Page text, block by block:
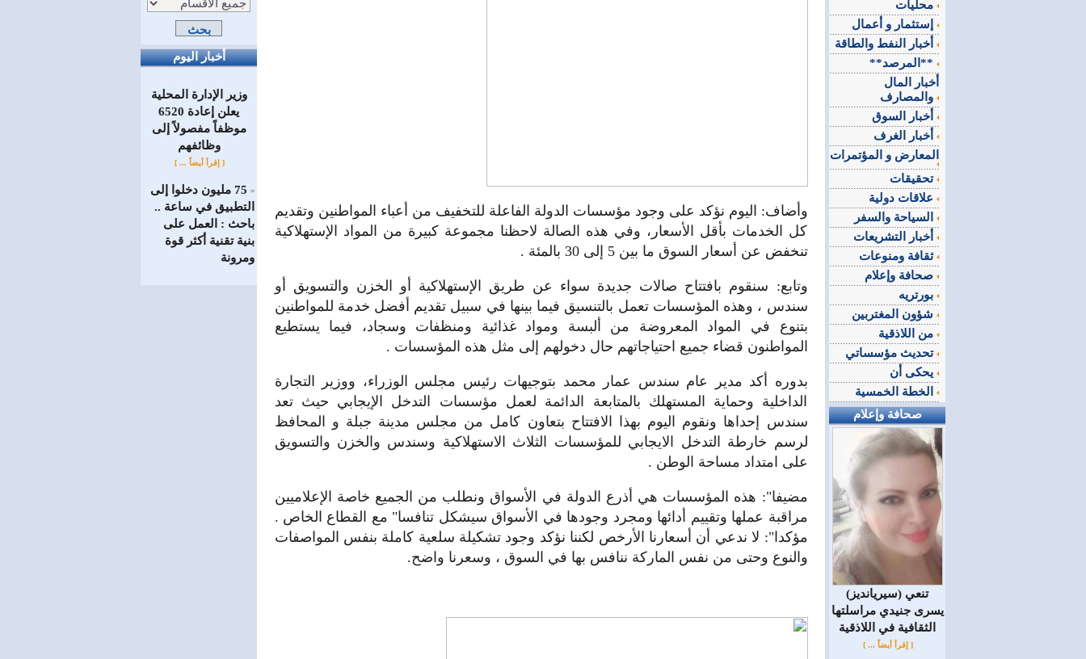
أخبار اليوم
وزير الإدارة المحلية
يعلن إعادة 6520
موظفاً مفصولاً إلى
‏وظائفهم
[ إقرأ أيضاً ... ]
=
75 مليون دخلوا إلى
التطبيق في ساعة ..
باحث : العمل على
بنية تقنية أكثر قوة
ومرونة
وأضاف: اليوم نؤكد على وجود مؤسسات الدولة الفاعلة للتخفيف من أعباء المواطنين وتقديم
كل الخدمات بأقل الأسعار، وفي هذه الصالة لاحظنا مجموعة كبيرة من المواد الإستهلاكية
تنخفض عن أسعار السوق ما بين 5 إلى 30 بالمئة .
وتابع: سنقوم بافتتاح صالات جديدة سواء عن طريق الإستهلاكية أو الخزن والتسويق أو
سندس ، وهذه المؤسسات تعمل بالتنسيق فيما بينها في سبيل تقديم أفضل خدمة للمواطنين
بتنوع في المواد المعروضة من ألبسة ومواد غذائية ومنظفات وسجاد، فيما يستطيع
المواطنون قضاء جميع احتياجاتهم حال دخولهم إلى مثل هذه المؤسسات .
بدوره أكد مدير عام سندس عمار محمد بتوجيهات رئيس مجلس الوزراء، ووزير التجارة
الداخلية وحماية المستهلك بالمتابعة الدائمة لعمل مؤسسات التدخل الإيجابي حيث تعد
سندس إحداها ونقوم اليوم بهذا الافتتاح بتعاون كامل من مجلس مدينة جبلة و المحافظ
لرسم خارطة التدخل الايجابي للمؤسسات الثلاث الاستهلاكية وسندس والخزن والتسويق
على امتداد مساحة الوطن .
مضيفا": هذه المؤسسات هي أذرع الدولة في الأسواق ونطلب من الجميع خاصة الإعلاميين
مراقبة عملها وتقييم أدائها ومجرد وجودها في الأسواق سيشكل تنافسا" مع القطاع الخاص .
مؤكدا": لا ندعي أن أسعارنا الأرخص لكننا نؤكد وجود تشكيلة سلعية كاملة بنفس المواصفات
والنوع وحتى من نفس الماركة ننافس بها في السوق ، وسعرنا واضح.
**المرصد**
أخبار المال
المعارض و المؤتمرات
تحقيقات
ثقافة ومنوعات
تحديث مؤسساتي
صحافة وإعلام
(سيريانديز) تنعي
يسرى جنيدي مراسلتها
الثقافية في اللاذقية
[ إقرأ أيضاً ... ]